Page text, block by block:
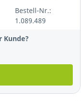
Bestell-Nr.:
1.089.489
Kunde?